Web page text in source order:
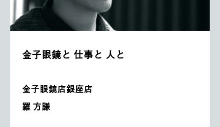
金子眼鏡と 仕事と 人と
金子眼鏡店銀座店
羅 方謙